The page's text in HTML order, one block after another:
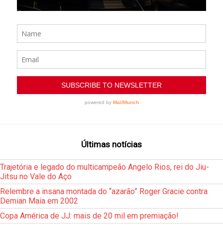
Últimas notícias
Trajetória e legado do multicampeão Angelo Rios, rei do Jiu-
Jitsu no Vale do Aço
Relembre a insana montada do “azarão” Roger Gracie contra
Demian Maia em 2002
Copa América de JJ: mais de 20 mil em premiação!